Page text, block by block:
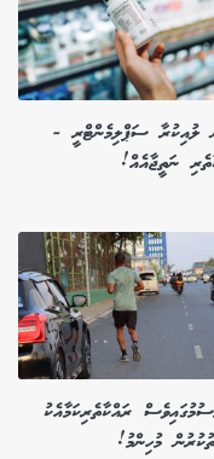
ލުއިކުރާ ސަޕްލިމެންޓްރީ -
ނަތީޖާއެއް!
ރައްކާތެރިކަމާއެކު
މުހިންމު!